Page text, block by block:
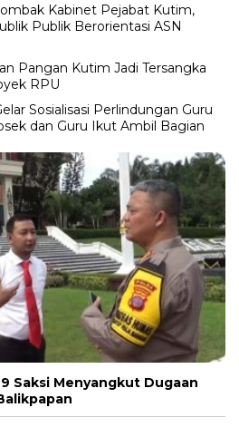
Kabinet Pejabat Kutim,
Publik Berorientasi ASN
Pangan Kutim Jadi Tersangka
RPU
Sosialisasi Perlindungan Guru
dan Guru Ikut Ambil Bagian
Saksi Menyangkut Dugaan